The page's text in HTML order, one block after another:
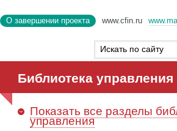
О завершении проекта www.cfin.ru
Библиотека управления
Показать все разделы
управления